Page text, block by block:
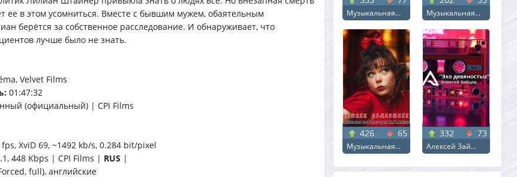
ее в этом усомниться. Вместе с бывшим мужем, обаятельным
берётся за собственное расследование. И обнаруживает, что
лучше было не знать.
Velvet Films
01:47:32
(официальный) | CPI Films
XviD 69, ~1492 kb/s, 0.284 bit/pixel
448 Kbps | CPI Films | RUS |
full), английские
Музыкальная... Музыкальная...
426 65
Музыкальная...
332 73
Алексей Зай...